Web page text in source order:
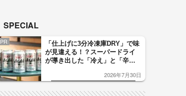
SPECIAL
PR
「仕上げに3分冷凍庫DRY」で味
が見違える！？スーパードライ
が導き出した「冷え」と「辛
した「辛口カーブ」が飲み頃の
2026年7月30日